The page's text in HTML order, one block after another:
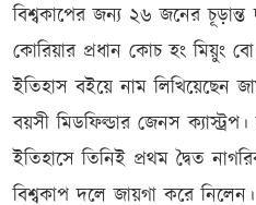
বিশ্বকাপের জন্য ২৬ জনের
কোরিয়ার প্রধান কোচ হং মিয়ুং
ইতিহাস বইয়ে নাম লিখিয়েছেন
বয়সী মিডফিল্ডার জেনস
ইতিহাসে তিনিই প্রথম দ্বৈত
বিশ্বকাপ দলে জায়গা করে নিলেন।